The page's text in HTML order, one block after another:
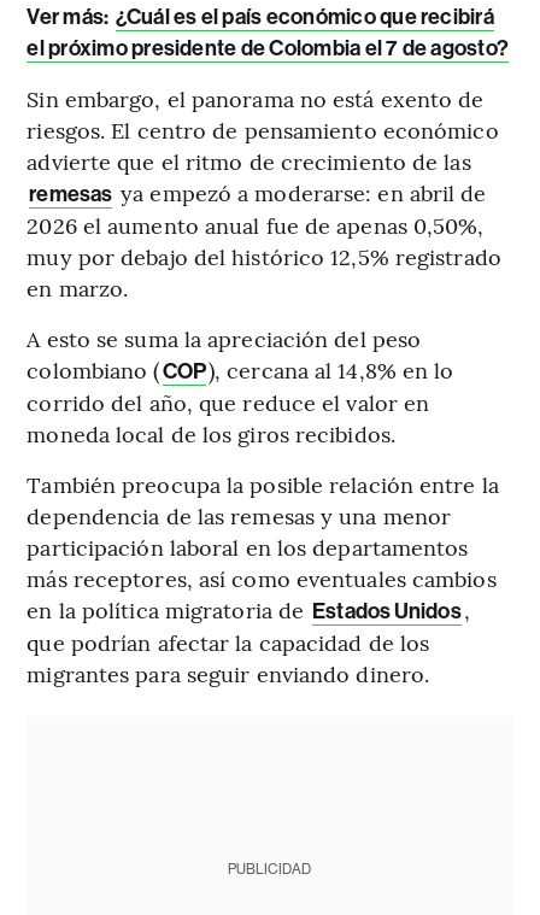
Ver más: ¿Cuál es el país económico que recibirá
el próximo presidente de Colombia el 7 de agosto?
Sin embargo, el panorama no está exento de
riesgos. El centro de pensamiento económico
advierte que el ritmo de crecimiento de las
remesas ya empezó a moderarse: en abril de
2026 el aumento anual fue de apenas 0,50%,
muy por debajo del histórico 12,5% registrado
en marzo.
A esto se suma la apreciación del peso
colombiano (COP), cercana al 14,8% en lo
corrido del año, que reduce el valor en
moneda local de los giros recibidos.
También preocupa la posible relación entre la
dependencia de las remesas y una menor
participación laboral en los departamentos
más receptores, así como eventuales cambios
en la política migratoria de Estados Unidos,
que podrían afectar la capacidad de los
migrantes para seguir enviando dinero.
PUBLICIDAD